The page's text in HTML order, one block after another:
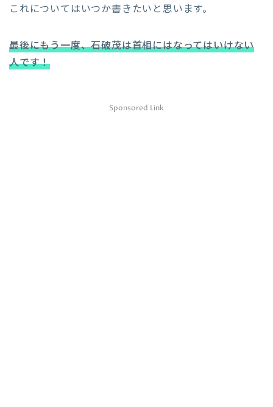
これについてはいつか書きたいと思います。
最後にもう一度、石破茂は首相にはなってはいけない
人です！
Sponsored Link